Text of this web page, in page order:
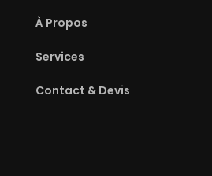
À Propos
Services
Contact & Devis